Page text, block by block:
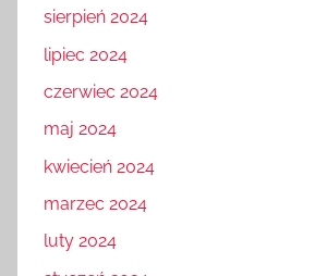
sierpień 2024
lipiec 2024
czerwiec 2024
maj 2024
kwiecień 2024
marzec 2024
luty 2024